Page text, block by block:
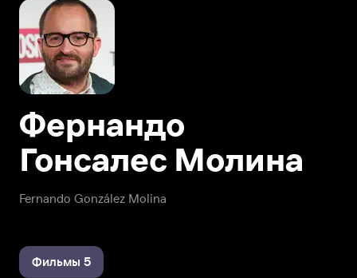
Fernando González Molina
Фернандо
Гонсалес Молина
Фильмы 5